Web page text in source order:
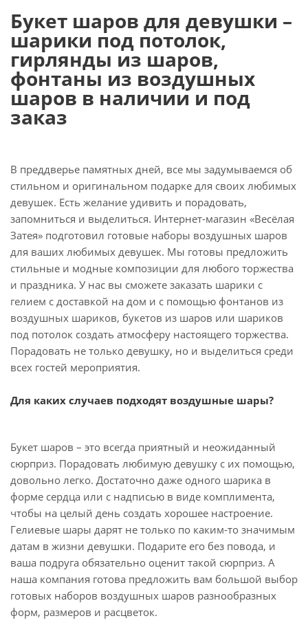
Букет шаров для девушки –
шарики под потолок,
гирлянды из шаров,
фонтаны из воздушных
шаров в наличии и под
заказ
В преддверье памятных дней, все мы задумываемся об
стильном и оригинальном подарке для своих любимых
девушек. Есть желание удивить и порадовать,
запомниться и выделиться. Интернет-магазин «Весёлая
Затея» подготовил готовые наборы воздушных шаров
для ваших любимых девушек. Мы готовы предложить
стильные и модные композиции для любого торжества
и праздника. У нас вы сможете заказать шарики с
гелием с доставкой на дом и с помощью фонтанов из
воздушных шариков, букетов из шаров или шариков
под потолок создать атмосферу настоящего торжества.
Порадовать не только девушку, но и выделиться среди
всех гостей мероприятия.
Для каких случаев подходят воздушные шары?
Букет шаров – это всегда приятный и неожиданный
сюрприз. Порадовать любимую девушку с их помощью,
довольно легко. Достаточно даже одного шарика в
форме сердца или с надписью в виде комплимента,
чтобы на целый день создать хорошее настроение.
Гелиевые шары дарят не только по каким-то значимым
датам в жизни девушки. Подарите его без повода, и
ваша подруга обязательно оценит такой сюрприз. А
наша компания готова предложить вам большой выбор
готовых наборов воздушных шаров разнообразных
форм, размеров и расцветок.